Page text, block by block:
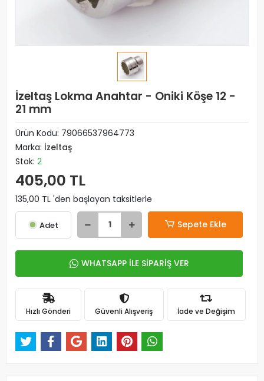
İzeltaş Lokma Anahtar - Oniki Köşe 12 -
21 mm
Ürün Kodu: 79066537964773
Marka: İzeltaş
Stok: 2
405,00 TL
135,00 TL 'den başlayan taksitlerle
Adet Sepete Ekle
WHATSAPP İLE SİPARİŞ VER
Hızlı Gönderi Güvenli Alışveriş İade ve Değişim